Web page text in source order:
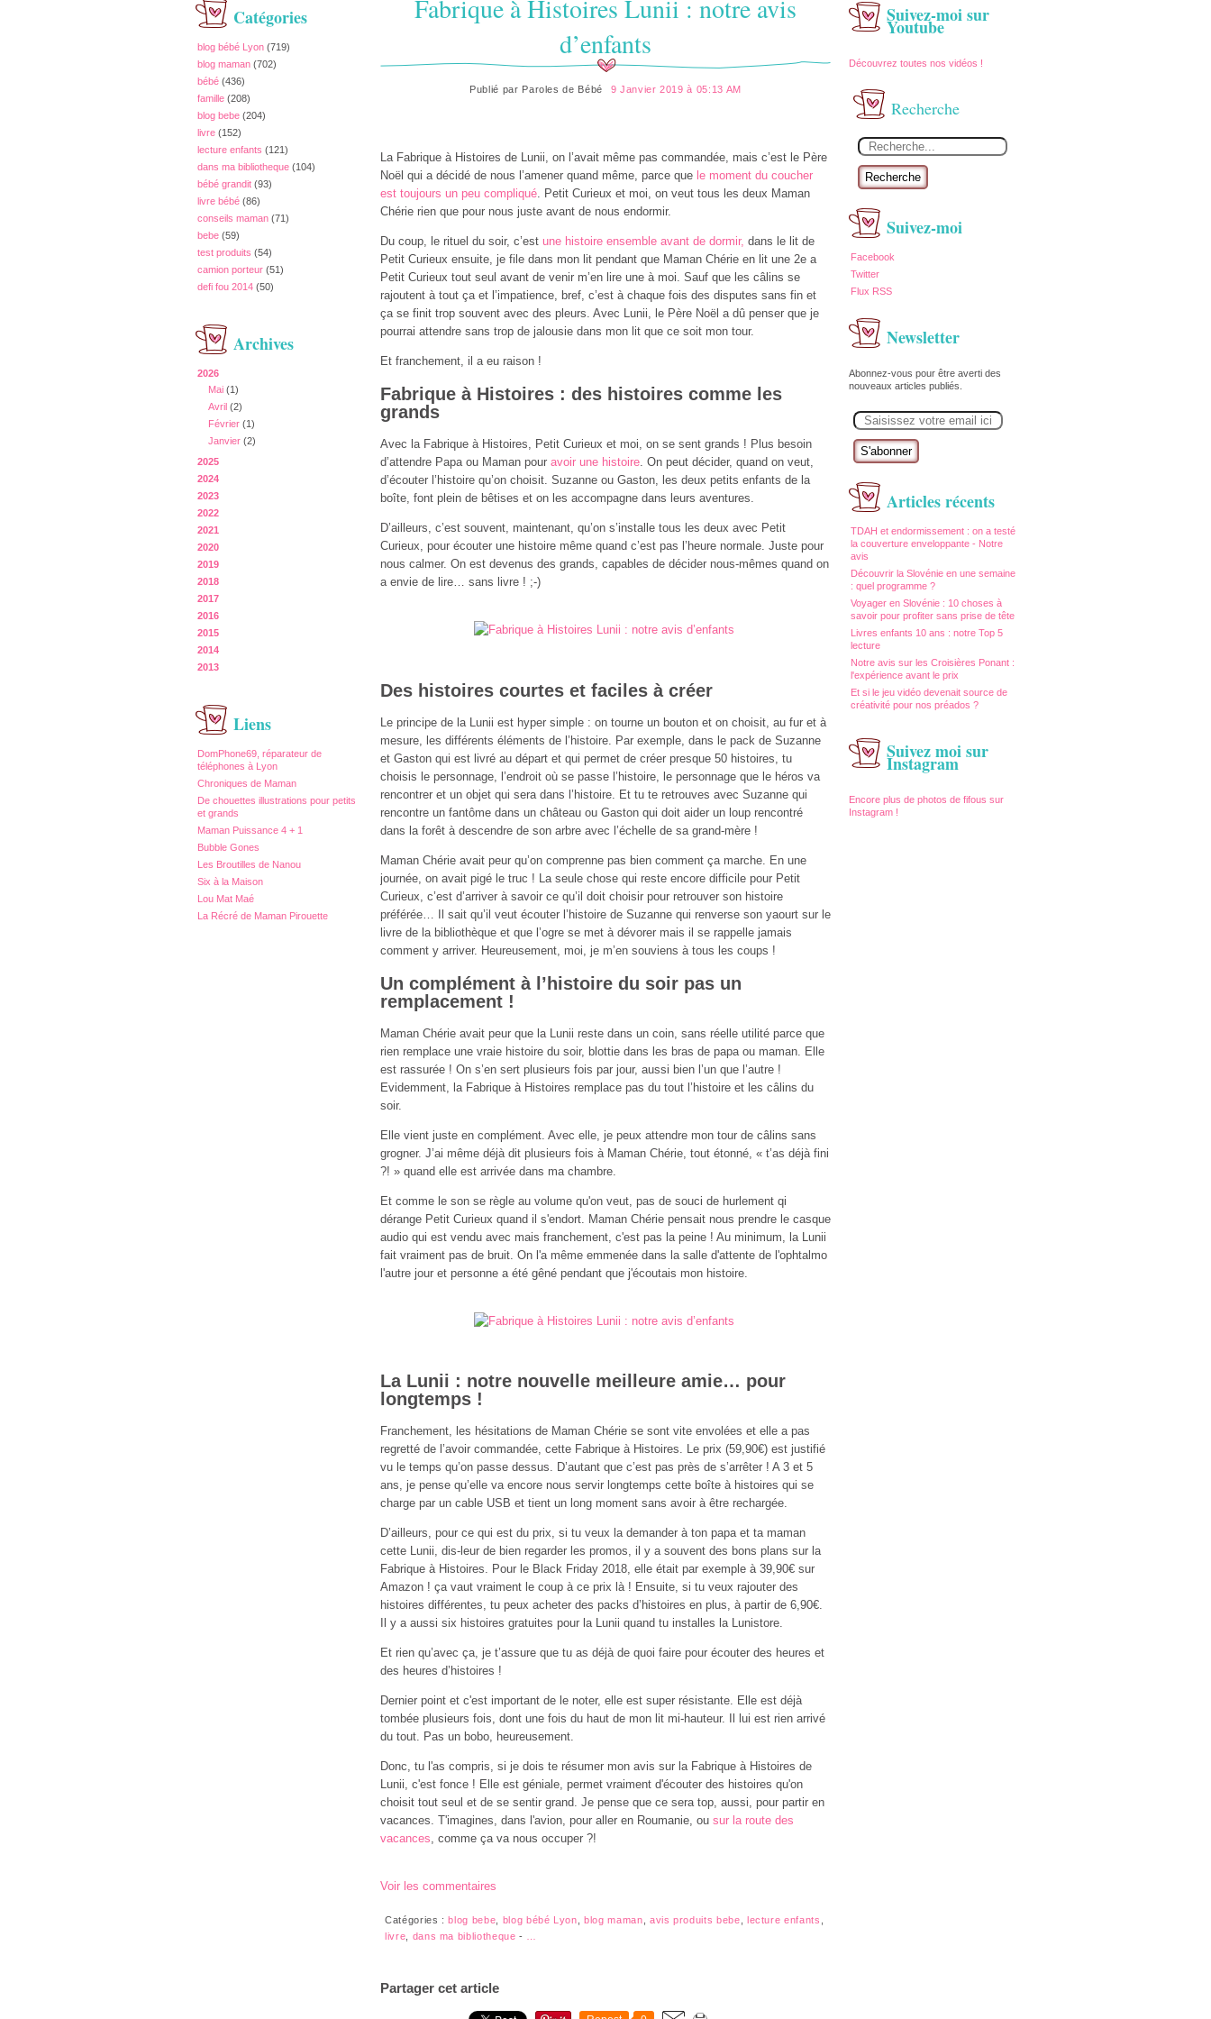
Catégories
blog bébé Lyon (719)
blog maman (702)
bébé (436)
famille (208)
blog bebe (204)
livre (152)
lecture enfants (121)
dans ma bibliotheque (104)
bébé grandit (93)
livre bébé (86)
conseils maman (71)
bebe (59)
test produits (54)
camion porteur (51)
defi fou 2014 (50)
Archives
2026
Mai (1)
Avril (2)
Février (1)
Janvier (2)
2025
2024
2023
2022
2021
2020
2019
2018
2017
2016
2015
2014
2013
Liens
DomPhone69, réparateur de
téléphones à Lyon
Chroniques de Maman
De chouettes illustrations pour petits
et grands
Maman Puissance 4 + 1
Bubble Gones
Les Broutilles de Nanou
Six à la Maison
Lou Mat Maé
La Récré de Maman Pirouette
Suivez-moi sur
Youtube
Découvrez toutes nos vidéos !
Recherche
Recherche
Suivez-moi
Facebook
Twitter
Flux RSS
Newsletter
Abonnez-vous pour être averti des
nouveaux articles publiés.
m
Articles récents
TDAH et endormissement : on a testé
la couverture enveloppante - Notre
avis
Découvrir la Slovénie en une semaine
: quel programme ?
Voyager en Slovénie : 10 choses à
savoir pour profiter sans prise de tête
Livres enfants 10 ans : notre Top 5
lecture
Notre avis sur les Croisières Ponant :
l'expérience avant le prix
Et si le jeu vidéo devenait source de
créativité pour nos préados ?
Suivez moi sur
Instagram
Encore plus de photos de fifous sur
Instagram !
Fabrique à Histoires Lunii : notre avis
d’enfants
Publié par Paroles de Bébé 9 Janvier 2019 à 05:13 AM
La Fabrique à Histoires de Lunii, on l’avait même pas commandée, mais c’est le Père
Noël qui a décidé de nous l’amener quand même, parce que le moment du coucher
est toujours un peu compliqué. Petit Curieux et moi, on veut tous les deux Maman
Chérie rien que pour nous juste avant de nous endormir.
Du coup, le rituel du soir, c’est une histoire ensemble avant de dormir, dans le lit de
Petit Curieux ensuite, je file dans mon lit pendant que Maman Chérie en lit une 2e a
Petit Curieux tout seul avant de venir m’en lire une à moi. Sauf que les câlins se
rajoutent à tout ça et l’impatience, bref, c’est à chaque fois des disputes sans fin et
ça se finit trop souvent avec des pleurs. Avec Lunii, le Père Noël a dû penser que je
pourrai attendre sans trop de jalousie dans mon lit que ce soit mon tour.
Et franchement, il a eu raison !
Fabrique à Histoires : des histoires comme les
grands
Avec la Fabrique à Histoires, Petit Curieux et moi, on se sent grands ! Plus besoin
d’attendre Papa ou Maman pour avoir une histoire. On peut décider, quand on veut,
d’écouter l’histoire qu’on choisit. Suzanne ou Gaston, les deux petits enfants de la
boîte, font plein de bêtises et on les accompagne dans leurs aventures.
D’ailleurs, c’est souvent, maintenant, qu’on s’installe tous les deux avec Petit
Curieux, pour écouter une histoire même quand c’est pas l’heure normale. Juste pour
nous calmer. On est devenus des grands, capables de décider nous-mêmes quand on
a envie de lire… sans livre ! ;-)
Des histoires courtes et faciles à créer
Le principe de la Lunii est hyper simple : on tourne un bouton et on choisit, au fur et à
mesure, les différents éléments de l’histoire. Par exemple, dans le pack de Suzanne
et Gaston qui est livré au départ et qui permet de créer presque 50 histoires, tu
choisis le personnage, l’endroit où se passe l’histoire, le personnage que le héros va
rencontrer et un objet qui sera dans l’histoire. Et tu te retrouves avec Suzanne qui
rencontre un fantôme dans un château ou Gaston qui doit aider un loup rencontré
dans la forêt à descendre de son arbre avec l’échelle de sa grand-mère !
Maman Chérie avait peur qu’on comprenne pas bien comment ça marche. En une
journée, on avait pigé le truc ! La seule chose qui reste encore difficile pour Petit
Curieux, c’est d’arriver à savoir ce qu’il doit choisir pour retrouver son histoire
préférée… Il sait qu’il veut écouter l’histoire de Suzanne qui renverse son yaourt sur le
livre de la bibliothèque et que l’ogre se met à dévorer mais il se rappelle jamais
comment y arriver. Heureusement, moi, je m’en souviens à tous les coups !
Un complément à l’histoire du soir pas un
remplacement !
Maman Chérie avait peur que la Lunii reste dans un coin, sans réelle utilité parce que
rien remplace une vraie histoire du soir, blottie dans les bras de papa ou maman. Elle
est rassurée ! On s’en sert plusieurs fois par jour, aussi bien l’un que l’autre !
Evidemment, la Fabrique à Histoires remplace pas du tout l’histoire et les câlins du
soir.
Elle vient juste en complément. Avec elle, je peux attendre mon tour de câlins sans
grogner. J’ai même déjà dit plusieurs fois à Maman Chérie, tout étonné, « t’as déjà fini
?! » quand elle est arrivée dans ma chambre.
Et comme le son se règle au volume qu'on veut, pas de souci de hurlement qi
dérange Petit Curieux quand il s'endort. Maman Chérie pensait nous prendre le casque
audio qui est vendu avec mais franchement, c'est pas la peine ! Au minimum, la Lunii
fait vraiment pas de bruit. On l'a même emmenée dans la salle d'attente de l'ophtalmo
l'autre jour et personne a été gêné pendant que j'écoutais mon histoire.
La Lunii : notre nouvelle meilleure amie… pour
longtemps !
Franchement, les hésitations de Maman Chérie se sont vite envolées et elle a pas
regretté de l’avoir commandée, cette Fabrique à Histoires. Le prix (59,90€) est justifié
vu le temps qu’on passe dessus. D’autant que c’est pas près de s’arrêter ! A 3 et 5
ans, je pense qu’elle va encore nous servir longtemps cette boîte à histoires qui se
charge par un cable USB et tient un long moment sans avoir à être rechargée.
D’ailleurs, pour ce qui est du prix, si tu veux la demander à ton papa et ta maman
cette Lunii, dis-leur de bien regarder les promos, il y a souvent des bons plans sur la
Fabrique à Histoires. Pour le Black Friday 2018, elle était par exemple à 39,90€ sur
Amazon ! ça vaut vraiment le coup à ce prix là ! Ensuite, si tu veux rajouter des
histoires différentes, tu peux acheter des packs d’histoires en plus, à partir de 6,90€.
Il y a aussi six histoires gratuites pour la Lunii quand tu installes la Lunistore.
Et rien qu’avec ça, je t’assure que tu as déjà de quoi faire pour écouter des heures et
des heures d’histoires !
Dernier point et c'est important de le noter, elle est super résistante. Elle est déjà
tombée plusieurs fois, dont une fois du haut de mon lit mi-hauteur. Il lui est rien arrivé
du tout. Pas un bobo, heureusement.
Donc, tu l'as compris, si je dois te résumer mon avis sur la Fabrique à Histoires de
Lunii, c'est fonce ! Elle est géniale, permet vraiment d'écouter des histoires qu'on
choisit tout seul et de se sentir grand. Je pense que ce sera top, aussi, pour partir en
vacances. T'imagines, dans l'avion, pour aller en Roumanie, ou sur la route des
vacances, comme ça va nous occuper ?!
Voir les commentaires
Catégories : blog bebe blog bébé Lyon blog maman avis produits bebe lecture enfants
livre
dans ma bibliotheque -
Partager cet article